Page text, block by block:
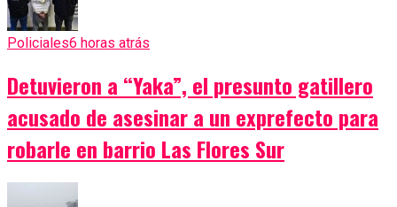
Policiales6 horas atrás
Detuvieron a “Yaka”, el presunto gatillero
acusado de asesinar a un exprefecto para
robarle en barrio Las Flores Sur